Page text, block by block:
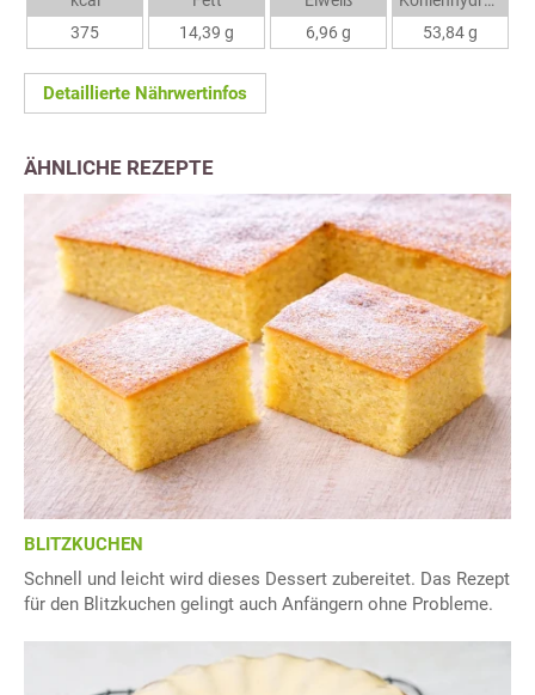
375
14,39 g
6,96 g
53,84 g
Detaillierte Nährwertinfos
ÄHNLICHE REZEPTE
BLITZKUCHEN
Schnell und leicht wird dieses Dessert zubereitet. Das Rezept
für den Blitzkuchen gelingt auch Anfängern ohne Probleme.